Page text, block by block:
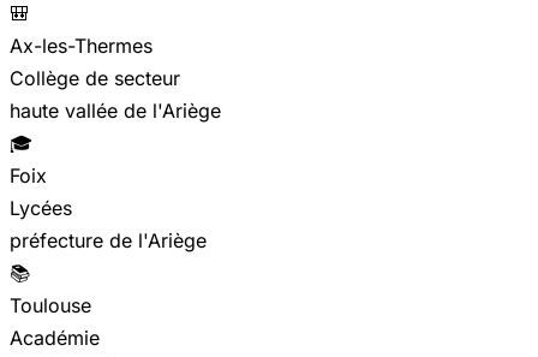
🎒
Ax-les-Thermes
Collège de secteur
haute vallée de l'Ariège
🎓
Foix
Lycées
préfecture de l'Ariège
📚
Toulouse
Académie